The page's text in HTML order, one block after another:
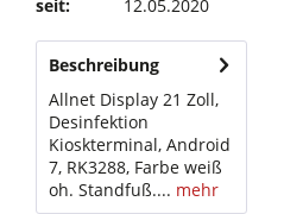
seit:
12.05.2020
Beschreibung
Allnet Display 21 Zoll,
Desinfektion
Kioskterminal, Android
7, RK3288, Farbe weiß
oh. Standfuß.... mehr